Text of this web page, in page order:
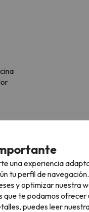
la plaza de parking
una experiencia
tu perfil de
y optimizar nuestra
te podamos
puedes leer